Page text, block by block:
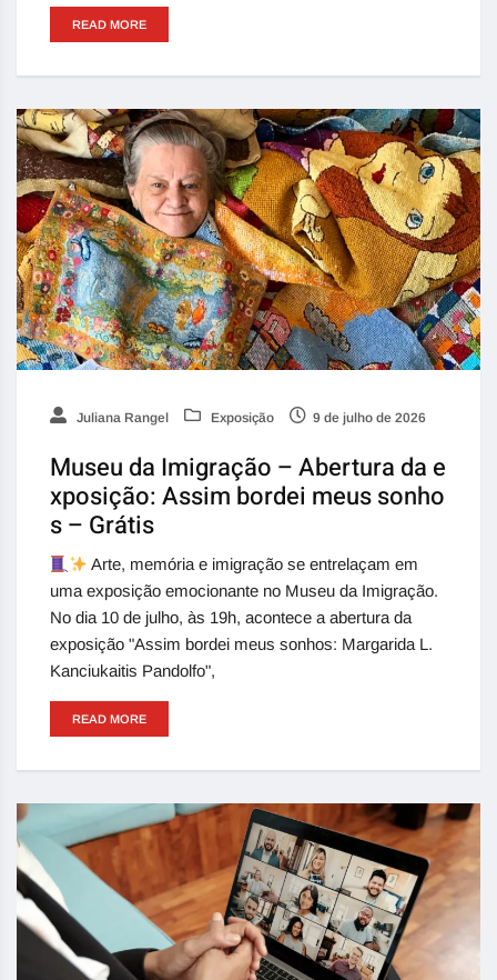
READ MORE
Juliana Rangel Exposição 9 de julho de 2026
Museu da Imigração – Abertura da e
xposição: Assim bordei meus sonho
s – Grátis
Arte, memória e imigração se entrelaçam em
uma exposição emocionante no Museu da Imigração.
No dia 10 de julho, às 19h, acontece a abertura da
exposição "Assim bordei meus sonhos: Margarida L.
Kanciukaitis Pandolfo",
READ MORE